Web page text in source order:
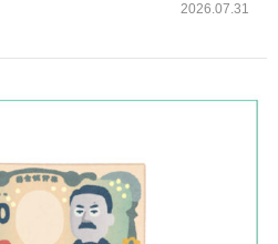
2026.07.31